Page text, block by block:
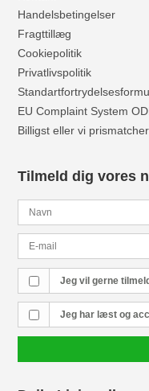
Handelsbetingelser
Fragttillæg
Cookiepolitik
Privatlivspolitik
EU Complaint System
Billigst eller vi prismatcher
Tilmeld dig vores
Jeg vil gerne
Jeg har læst og